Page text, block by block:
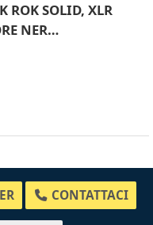
ROK SOLID, XLR
NER…
CONTATTACI